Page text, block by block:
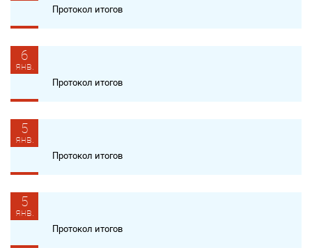
Протокол итогов
6
янв.
Протокол итогов
5
янв.
Протокол итогов
5
янв.
Протокол итогов